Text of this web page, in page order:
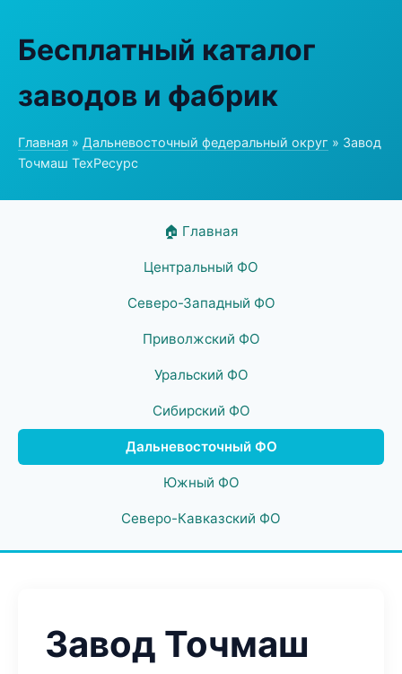
Бесплатный каталог
заводов и фабрик
Главная » Дальневосточный федеральный округ » Завод
Точмаш ТехРесурс
🏠 Главная
Центральный ФО
Северо-Западный ФО
Приволжский ФО
Уральский ФО
Сибирский ФО
Дальневосточный ФО
Южный ФО
Северо-Кавказский ФО
Завод Точмаш